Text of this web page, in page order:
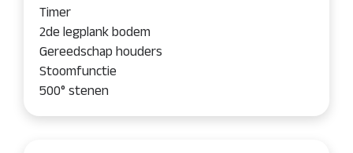
Timer
2de legplank bodem
Gereedschap houders
Stoomfunctie
500° stenen